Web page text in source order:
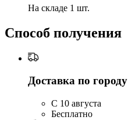
На складе 1 шт.
Способ получения
Доставка по городу
C 10 августа
Бесплатно